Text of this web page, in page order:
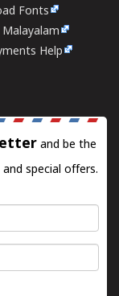
Fonts
Malayalam
Help
and be the
special offers.